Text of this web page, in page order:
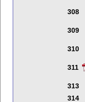
308
309
310
311
313
314